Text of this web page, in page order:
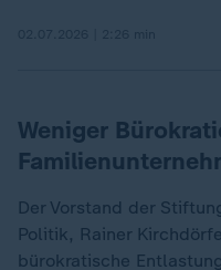
Weniger
Der Vorstand der
Politik, Rainer
bürokratische